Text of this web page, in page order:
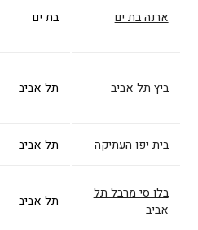
ארנה בת ים בת ים
ביץ תל אביב תל אביב
בית יפו העתיקה תל אביב
בלו סי מרבל תל
אביב
תל אביב